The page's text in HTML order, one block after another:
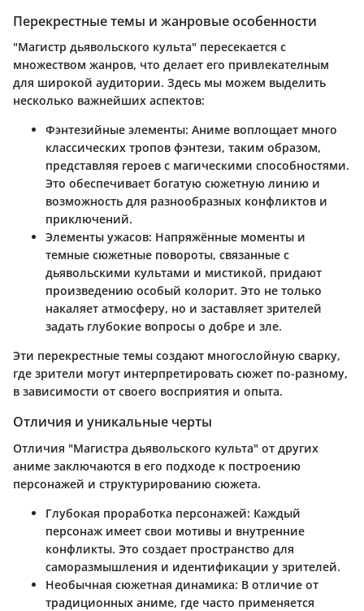
Перекрестные темы и жанровые особенности
"Магистр дьявольского культа" пересекается с
множеством жанров, что делает его привлекателным
для широкой аудитории. Здесь мы можем выделить
несколько важнейших аспектов:
Фэнтезийные элементы: Аниме воплощает много
классических тропов фэнтези, таким образом,
представляя героев с магическими способностями.
Это обеспечивает богатую сюжетную линию и
возможность для разнообразных конфликтов и
приключений.
Элементы ужасов: Напряжённые моменты и
темные сюжетные повороты, связанные с
дьявольскими культами и мистикой, придают
произведению особый колорит. Это не только
накаляет атмосферу, но и заставляет зрителей
задать глубокие вопросы о добре и зле.
Эти перекрестные темы создают многослойную сварку,
где зрители могут интерпретировать сюжет по-разному,
в зависимости от своего восприятия и опыта.
Отличия и уникальные черты
Отличия "Магистра дьявольского культа" от других
аниме заключаются в его подходе к построению
персонажей и структурированию сюжета.
Глубокая проработка персонажей: Каждый
персонаж имеет свои мотивы и внутренние
конфликты. Это создает пространство для
саморазмышления и идентификации у зрителей.
Необычная сюжетная динамика: В отличие от
традиционных аниме, где часто применяется